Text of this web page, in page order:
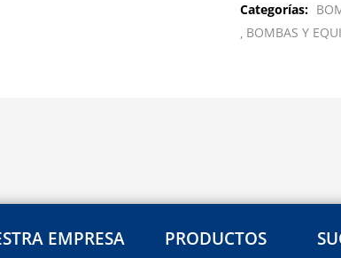
Categorías:
BOMBAS Y
EMPRESA PRODUCTOS